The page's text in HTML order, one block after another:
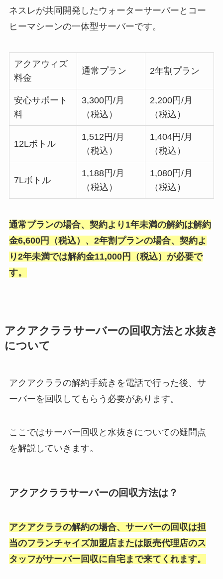
ネスレが共同開発したウォーターサーバーとコー
ヒーマシーンの一体型サーバーです。
アクアウィズ
料金
通常プラン 2年割プラン
安心サポート
料
3,300円/月
（税込）
2,200円/月
（税込）
12Lボトル
1,512円/月
（税込）
1,404円/月
（税込）
7Lボトル
1,188円/月
（税込）
1,080円/月
（税込）
通常プランの場合、契約より1年未満の解約は解約
金6,600円（税込）、2年割プランの場合、契約よ
り2年未満では解約金11,000円（税込）が必要で
す。
アクアクララサーバーの回収方法と水抜き
について
アクアクララの解約手続きを電話で行った後、サ
ーバーを回収してもらう必要があります。
ここではサーバー回収と水抜きについての疑問点
を解説していきます。
アクアクララサーバーの回収方法は？
アクアクララの解約の場合、サーバーの回収は担
当のフランチャイズ加盟店または販売代理店のス
タッフがサーバー回収に自宅まで来てくれます。